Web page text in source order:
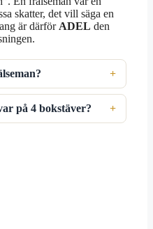
skatter, det vill säga en
är därför ADEL den
på 4 bokstäver?